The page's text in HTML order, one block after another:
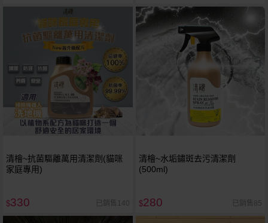
清檜~抗菌驅離萬用清潔劑(貓咪
家庭專用)
$330 已銷售140
清檜~水垢鏽斑去污清潔劑
(500ml)
$280 已銷售85